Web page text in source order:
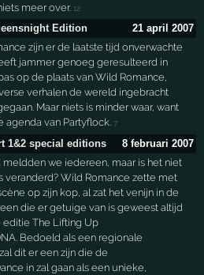
meer over.12
Edition
21 april 2007
zijn er de laatste tijd onverwachte
jammer genoeg geresulteerd in
op de plaats van Wild Romance,
verhalen de wereld ingebracht
Maar niets is minder waar, want
agenda van Partyflock.7
1&2 special editions
8 februari 2007
we iedereen, maar is het niet
veranderd? Wild Romance zette met
op zijn kop, al zat het venijn in de
die er getuige van is geweest altijd
editie The Lifting Up
Bedoeld als een regionale
dit er een zijn die de
in zal gaan als een unieke,